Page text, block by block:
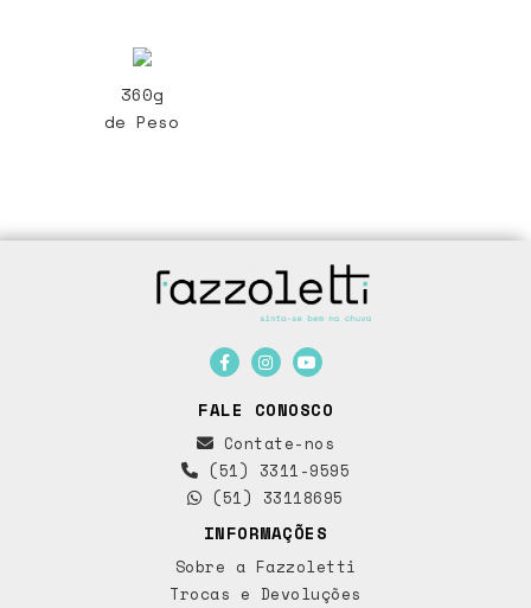
360g
de Peso
FALE CONOSCO
Contate-nos
(51) 3311-9595
(51) 33118695
INFORMAÇÕES
Sobre a Fazzoletti
Trocas e Devoluções